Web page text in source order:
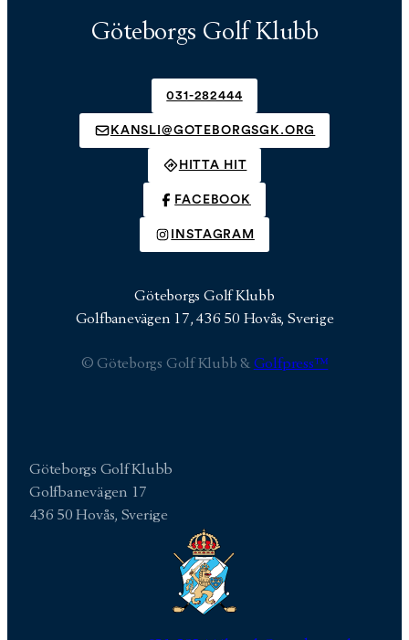
Göteborgs Golf Klubb
031-282444
KANSLI@GOTEBORGSGK.ORG
HITTA HIT
FACEBOOK
INSTAGRAM
Göteborgs Golf Klubb
Golfbanevägen 17, 436 50 Hovås, Sverige
© Göteborgs Golf Klubb & Golfpress™
Göteborgs Golf Klubb
Golfbanevägen 17
436 50 Hovås, Sverige